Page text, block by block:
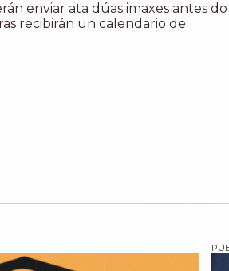
enviar ata dúas imaxes antes do
recibirán un calendario de